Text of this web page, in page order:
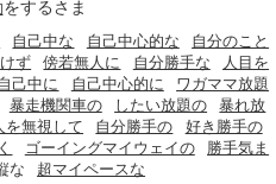
をするさま
自己中な 自己中心的な
自分のこと
ず 傍若無人に 自分勝手な
人目を
己中に 自己中心的に
ワガママ放題
暴走機関車の したい放題の
暴れ放
を無視して 自分勝手の
好き勝手の
ゴーイングマイウェイの
勝手気ま
な 超マイペースな